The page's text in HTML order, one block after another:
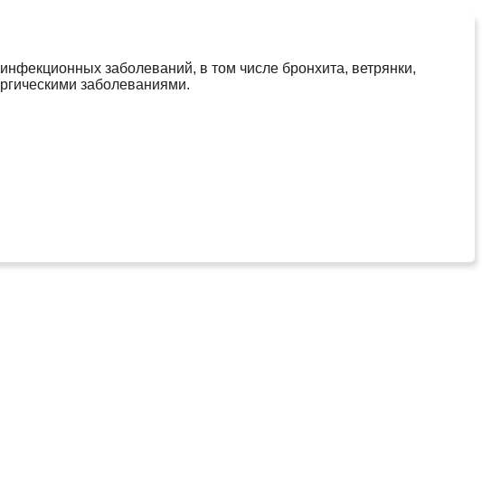
заболеваний, в том числе бронхита, ветрянки,
заболеваниями.